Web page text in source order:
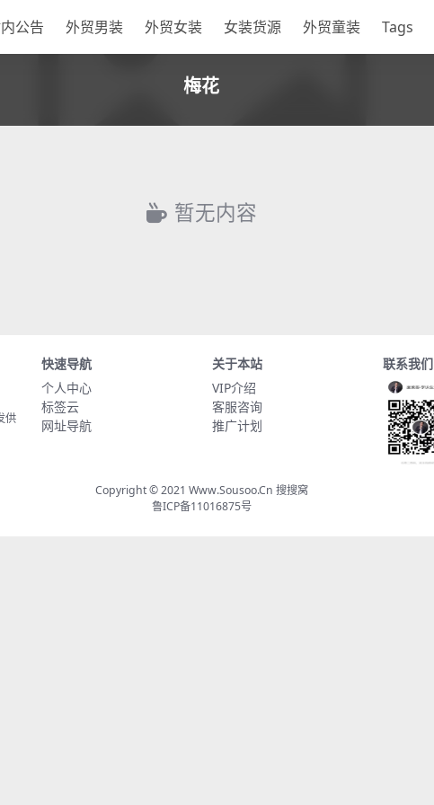
公告 外贸男装 外贸女装 女装货源 外贸童装 Tags
梅花
暂无内容
供
快速导航
个人中心
标签云
网址导航
关于本站
VIP介绍
客服咨询
推广计划
联系我们
Copyright © 2021 Www.Sousoo.Cn 搜搜窝
鲁ICP备11016875号